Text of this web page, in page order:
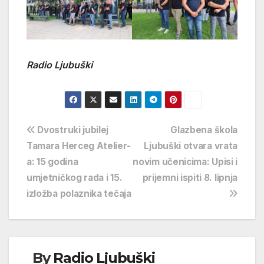
Radio Ljubuški
Navigacija
objava
Glazbena škola
Ljubuški otvara vrata
novim učenicima: Upisi i
prijemni ispiti 8. lipnja
Dvostruki jubilej
Tamara Herceg Atelier-
a: 15 godina
umjetničkog rada i 15.
izložba polaznika tečaja
ByRadio Ljubuški